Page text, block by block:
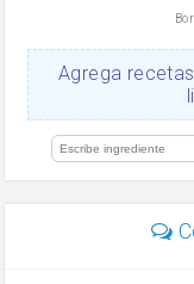
Ajos
salsa de soja
limón
Agrega